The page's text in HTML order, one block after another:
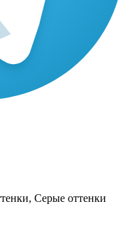
Серые оттенки